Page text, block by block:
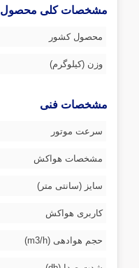
مشخصات کلی محصول
محصول کشور
وزن (کیلوگرم)
مشخصات فنی
سرعت موتور
مشخصات هواکش
سایز (سانتی متر)
کاربری هواکش
حجم هوادهی (m3/h)